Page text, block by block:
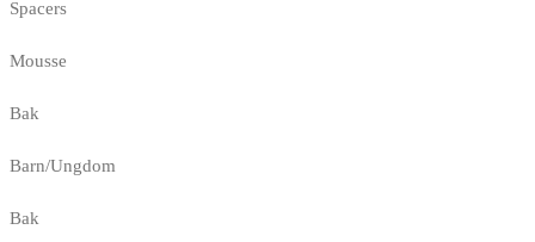
Spacers
Mousse
Bak
Barn/Ungdom
Bak